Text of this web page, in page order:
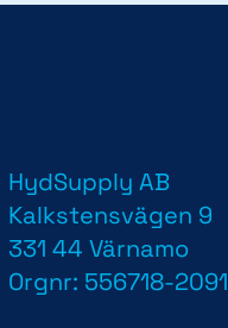
HydSupply AB
Kalkstensvägen 9
331 44 Värnamo
Orgnr: 556718-2091